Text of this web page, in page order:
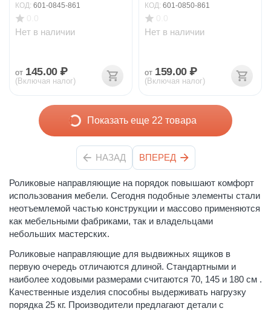
Роликовые направляющие на порядок повышают комфорт
использования мебели. Сегодня подобные элементы стали
неотъемлемой частью конструкции и массово применяются
как мебельными фабриками, так и владельцами
небольших мастерских.
Роликовые направляющие для выдвижных ящиков в
первую очередь отличаются длиной. Стандартными и
наиболее ходовыми размерами считаются 70, 145 и 180 см .
Качественные изделия способны выдерживать нагрузку
порядка 25 кг. Производители предлагают детали с
КОД: 601-0845-861
Нет в наличии
от 145.00 ₽
(Включая налог)
КОД: 601-0850-861
Нет в наличии
от 159.00 ₽
(Включая налог)
Показать еще 22 товара
НАЗАД ВПЕРЕД